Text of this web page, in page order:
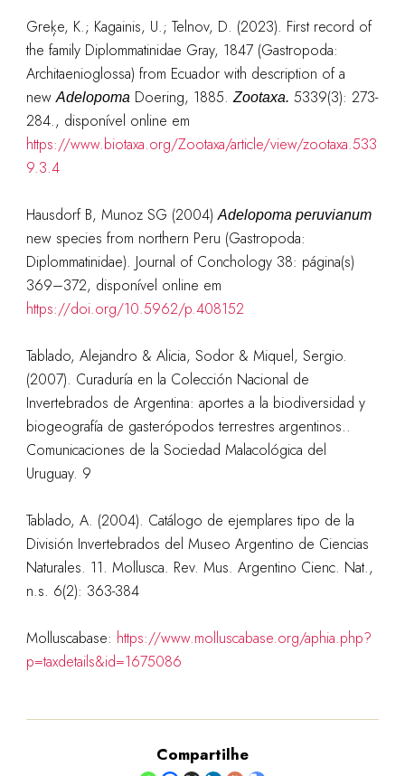
Greķe, K.; Kagainis, U.; Telnov, D. (2023). First record of
the family Diplommatinidae Gray, 1847 (Gastropoda:
Architaenioglossa) from Ecuador with description of a
newAdelopomaDoering, 1885.Zootaxa. 5339(3): 273-
284., disponível online em
https://www.biotaxa.org/Zootaxa/article/view/zootaxa.533
9.3.4
Hausdorf B, Munoz SG (2004)Adelopoma peruvianum
new species from northern Peru (Gastropoda:
Diplommatinidae). Journal of Conchology 38: página(s)
369–372, disponível online em
https://doi.org/10.5962/p.408152
Tablado, Alejandro & Alicia, Sodor & Miquel, Sergio.
(2007). Curaduría en la Colección Nacional de
Invertebrados de Argentina: aportes a la biodiversidad y
biogeografía de gasterópodos terrestres argentinos..
Comunicaciones de la Sociedad Malacológica del
Uruguay. 9
Tablado, A. (2004). Catálogo de ejemplares tipo de la
División Invertebrados del Museo Argentino de Ciencias
Naturales. 11. Mollusca. Rev. Mus. Argentino Cienc. Nat.,
n.s. 6(2): 363-384
Molluscabase: https://www.molluscabase.org/aphia.php?
p=taxdetails&id=1675086
Compartilhe